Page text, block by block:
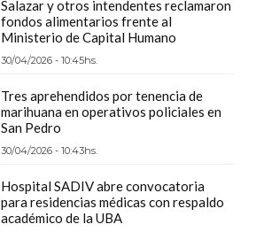
Salazar y otros intendentes reclamaron
fondos alimentarios frente al
Ministerio de Capital Humano
30/04/2026 - 10:45hs.
Tres aprehendidos por tenencia de
marihuana en operativos policiales en
San Pedro
30/04/2026 - 10:43hs.
Hospital SADIV abre convocatoria
para residencias médicas con respaldo
académico de la UBA